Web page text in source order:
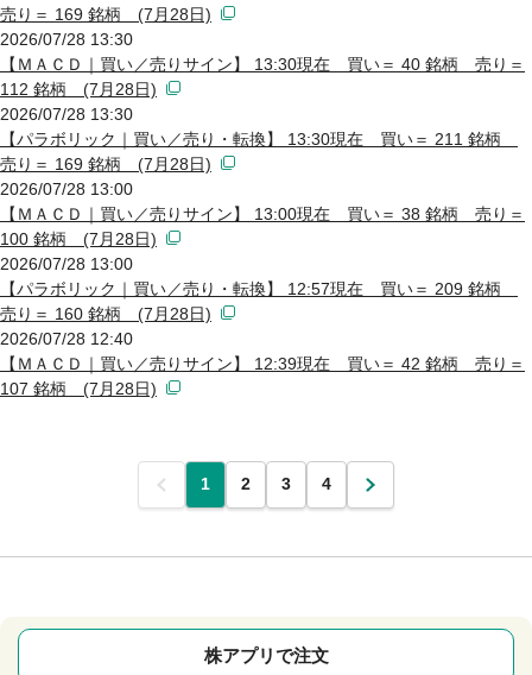
売り＝ 169 銘柄 (7月28日)
2026/07/28 13:30
【ＭＡＣＤ｜買い／売りサイン】 13:30現在 買い＝ 40 銘柄 売り＝
112 銘柄 (7月28日)
2026/07/28 13:30
【パラボリック｜買い／売り・転換】 13:30現在 買い＝ 211 銘柄
売り＝ 169 銘柄 (7月28日)
2026/07/28 13:00
【ＭＡＣＤ｜買い／売りサイン】 13:00現在 買い＝ 38 銘柄 売り＝
100 銘柄 (7月28日)
2026/07/28 13:00
【パラボリック｜買い／売り・転換】 12:57現在 買い＝ 209 銘柄
売り＝ 160 銘柄 (7月28日)
2026/07/28 12:40
【ＭＡＣＤ｜買い／売りサイン】 12:39現在 買い＝ 42 銘柄 売り＝
107 銘柄 (7月28日)
前 1 2 3 4 次
株アプリで注文